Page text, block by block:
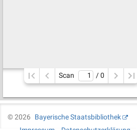
Scan / 0
©2026
Bayerische Staatsbibliothek